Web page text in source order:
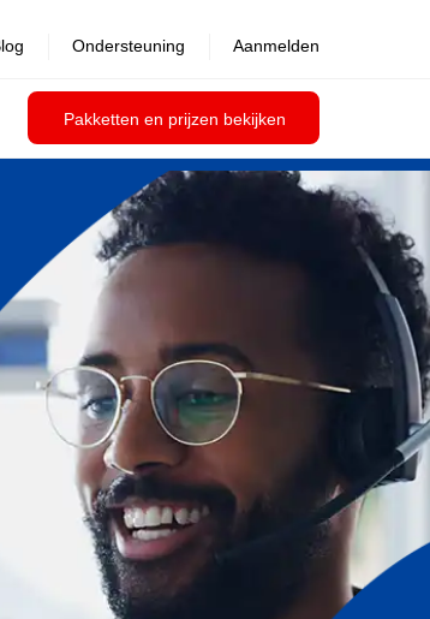
Pakketten en prijzen bekijken
Ondersteuning Aanmelden